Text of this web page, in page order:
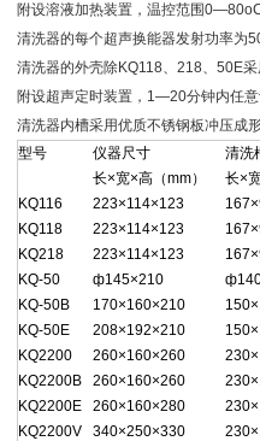
附设溶液加热装置，温控范围
清洗器的每个超声换能器发射功率为
清洗器的外壳除KQ118、218、50E
附设超声定时装置，1—20分钟内任
清洗器内槽采用优质不锈钢板冲压成
型号
仪器尺寸
清洗
长×宽×高（mm）
长×
KQ116
223×114×123
KQ118
223×114×123
KQ218
223×114×123
KQ-50
ф145×210
KQ-50B
170×160×210
KQ-50E
208×192×210
KQ2200
260×160×260
KQ2200B
260×160×260
KQ2200E
260×160×280
KQ2200V
340×250×330